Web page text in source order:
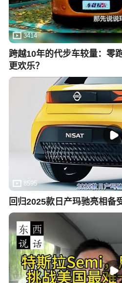
3414
跨越10年的代步车较量：零
更欢乐？
8595
回归2025款日产玛驰亮相备